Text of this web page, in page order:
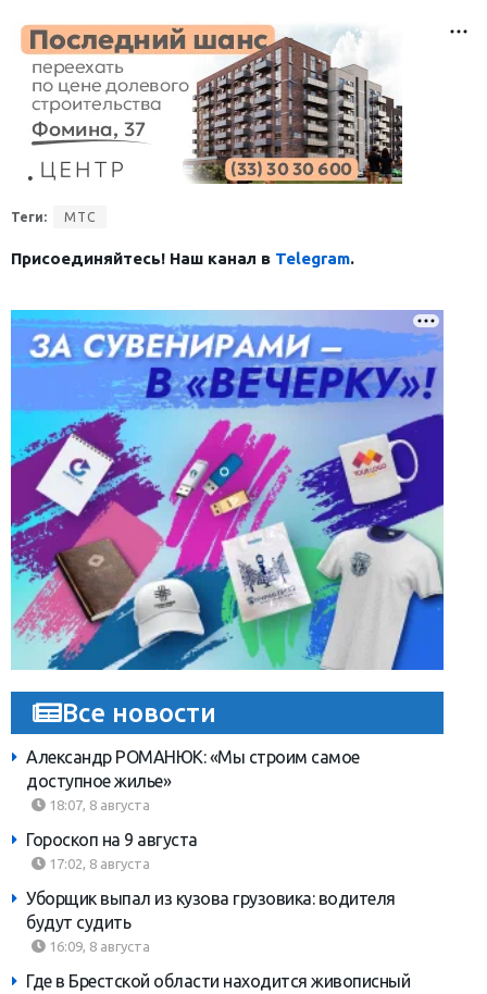
Теги: МТС
Присоединяйтесь! Наш канал в Telegram.
Все новости
Александр РОМАНЮК: «Мы строим самое
доступное жилье»
18:07, 8 августа
Гороскоп на 9 августа
17:02, 8 августа
Уборщик выпал из кузова грузовика: водителя
будут судить
16:09, 8 августа
Где в Брестской области находится живописный